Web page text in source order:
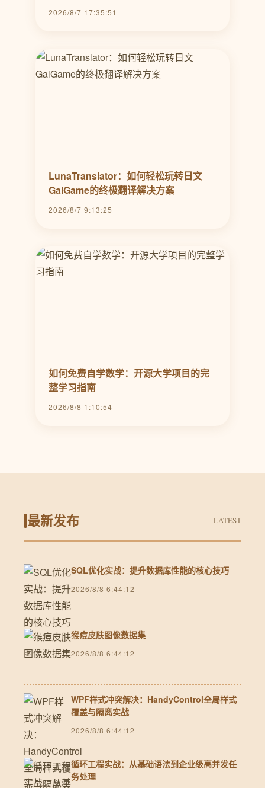
2026/8/7 17:35:51
LunaTranslator：如何轻松玩转日文
GalGame的终极翻译解决方案
2026/8/7 9:13:25
如何免费自学数学：开源大学项目的完
整学习指南
2026/8/8 1:10:54
最新发布 LATEST
SQL优化实战：提升数据库性能的核心技巧
2026/8/8 6:44:12
猴痘皮肤图像数据集
2026/8/8 6:44:12
WPF样式冲突解决：HandyControl全局样式
覆盖与隔离实战
2026/8/8 6:44:12
循环工程实战：从基础语法到企业级高并发任
务处理